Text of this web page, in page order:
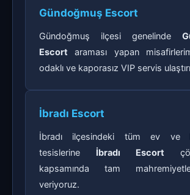
Gündoğmuş Escort
Gündoğmuş ilçesi genelinde
Escort araması yapan
odaklı ve kaporasız VIP servis
İbradı Escort
İbradı ilçesindeki tüm ev ve
tesislerine İbradı Escort
kapsamında tam
veriyoruz.